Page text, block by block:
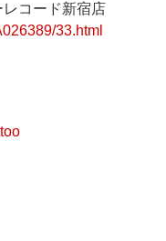
コード新宿店
33.html